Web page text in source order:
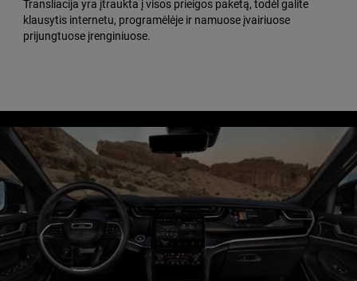
Transliacija yra įtraukta į visos prieigos paketą, todėl galite
klausytis internetu, programėlėje ir namuose įvairiuose
prijungtuose įrenginiuose.